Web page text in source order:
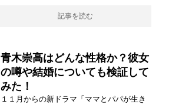
記事を読む
青木崇高はどんな性格か？彼女
の噂や結婚についても検証して
みた！
１１月からの新ドラマ「ママとパパが生き